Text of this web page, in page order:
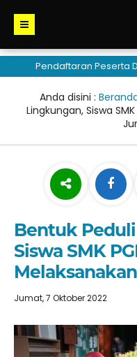
Pendaftaran Peserta Didik
Anda disini :
Lingkungan, Siswa
Bentuk
Siswa SMK
Jumat, 7 Oktober 2022